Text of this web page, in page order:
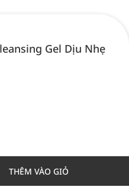
Gel Dịu Nhẹ
THÊM VÀO GIỎ